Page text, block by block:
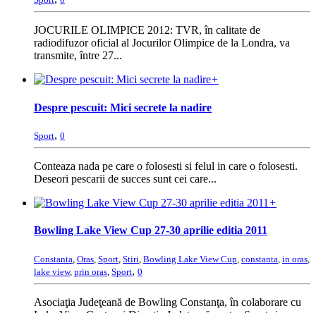
JOCURILE OLIMPICE 2012: TVR, în calitate de
radiodifuzor oficial al Jocurilor Olimpice de la Londra, va
transmite, între 27...
+
Despre pescuit: Mici secrete la nadire
Sport, 0
Conteaza nada pe care o folosesti si felul in care o folosesti.
Deseori pescarii de succes sunt cei care...
+
Bowling Lake View Cup 27-30 aprilie editia 2011
Constanta Oras Sport Stiri Bowling Lake View Cup constanta in oras
lake view, prin oras Sport, 0
Asociaţia Judeţeană de Bowling Constanţa, în colaborare cu